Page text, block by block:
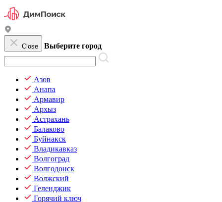
Close Выберите город
Азов
Анапа
Армавир
Архыз
Астрахань
Балаково
Буйнакск
Владикавказ
Волгоград
Волгодонск
Волжский
Геленджик
Горячий ключ